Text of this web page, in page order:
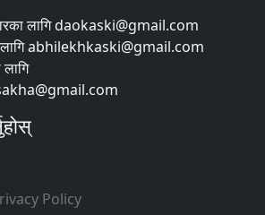
लागि daokaski@gmail.com
लागि abhilekhkaski@gmail.com
लागि
Policy